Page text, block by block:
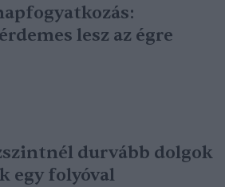
lesz az égre
durvább dolgok
egy folyóval